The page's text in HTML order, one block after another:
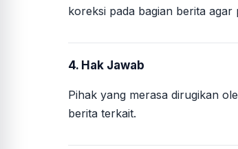
koreksi pada bagian berita
4. Hak Jawab
Pihak yang merasa dirugikan
berita terkait.